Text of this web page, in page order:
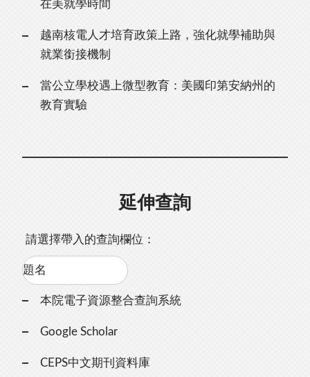
在美就學時間
越南核電人才培育政策上路，強化就學補助與
就業銜接機制
當公立學校遇上微型教育：美國印第安納州的
教育實驗
延伸查詢
請選擇帶入的查詢欄位：
本院電子資源整合查詢系統
Google Scholar
CEPS中文期刊資料庫